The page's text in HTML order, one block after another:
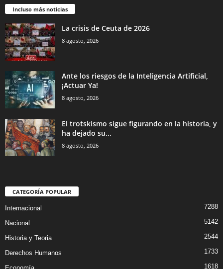
Incluso más noticias
La crisis de Ceuta de 2026
8 agosto, 2026
Ante los riesgos de la Inteligencia Artificial,
¡Actuar Ya!
8 agosto, 2026
El trotskismo sigue figurando en la historia, y
ha dejado su...
8 agosto, 2026
CATEGORÍA POPULAR
Internacional 7288
Nacional 5142
Historia y Teoria 2544
Derechos Humanos 1733
1618